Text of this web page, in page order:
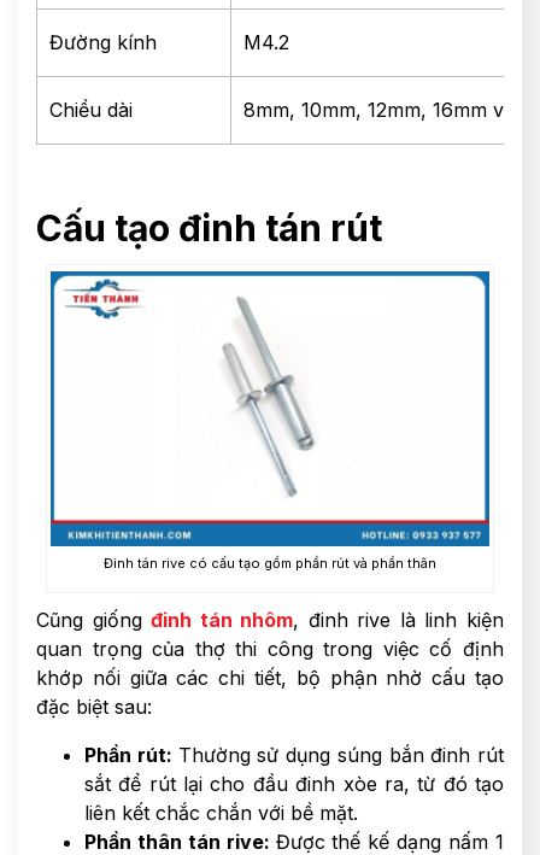
Đường kính M4.2
Chiều dài 8mm, 10mm, 12mm, 16mm và
Cấu tạo đinh tán rút
Đinh tán rive có cấu tạo gồm phần rút và phần thân
Cũng giốngđinh tán nhôm, đinh rive là linh kiện
quan trọng của thợ thi công trong việc cố định
khớp nối giữa các chi tiết, bộ phận nhờ cấu tạo
đặc biệt sau:
Phần rút: Thường sử dụng súng bắn đinh rút
sắt để rút lại cho đầu đinh xòe ra, từ đó tạo
liên kết chắc chắn với bề mặt.
Phần thân tán rive: Được thế kế dạng nấm 1